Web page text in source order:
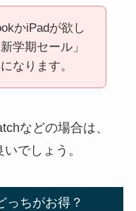
かiPadが欲し
学期セール」
なります。
などの場合は、
でしょう。
っちがお得？